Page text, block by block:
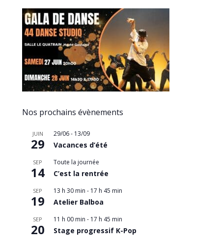
Nos prochains évènements
JUIN
29
29/06- 13/09
Vacances d’été
SEP
14
Toute la journée
C’est la rentrée
SEP
19
13 h 30 min - 17 h 45 min
Atelier Balboa
SEP
20
11 h 00 min - 17 h 45 min
Stage progressif K-Pop